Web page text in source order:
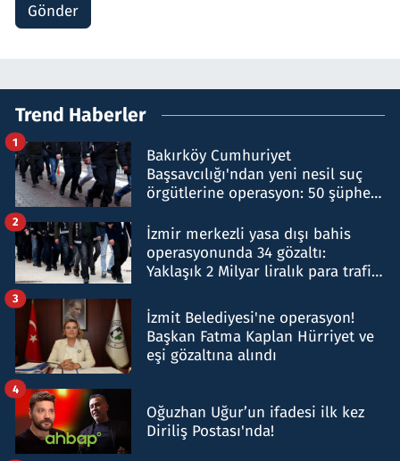
Gönder
Trend Haberler
Bakırköy Cumhuriyet
Başsavcılığı'ndan yeni nesil suç
örgütlerine operasyon: 50 şüpheli
1
İzmir merkezli yasa dışı bahis
operasyonunda 34 gözaltı:
Yaklaşık 2 Milyar liralık para trafiği
2
İzmit Belediyesi'ne operasyon!
Başkan Fatma Kaplan Hürriyet ve
eşi gözaltına alındı
3
Oğuzhan Uğur’un ifadesi ilk kez
Diriliş Postası'nda!
4